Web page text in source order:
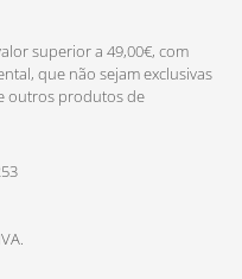
superior a 49,00€, com
que não sejam exclusivas
outros produtos de